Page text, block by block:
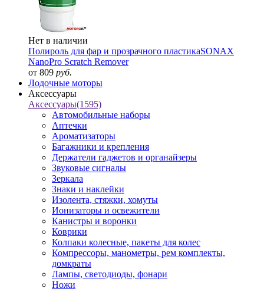
Нет в наличии
Полироль для фар и прозрачного пластикаSONAX
NanoPro Scratch Remover
от 809 руб.
Лодочные моторы
Аксессуары
Аксессуары(1595)
Автомобильные наборы
Аптечки
Ароматизаторы
Багажники и крепления
Держатели гаджетов и органайзеры
Звуковые сигналы
Зеркала
Знаки и наклейки
Изолента, стяжки, хомуты
Ионизаторы и освежители
Канистры и воронки
Коврики
Колпаки колесные, пакеты для колес
Компрессоры, манометры, рем комплекты,
домкраты
Лампы, светодиоды, фонари
Ножи